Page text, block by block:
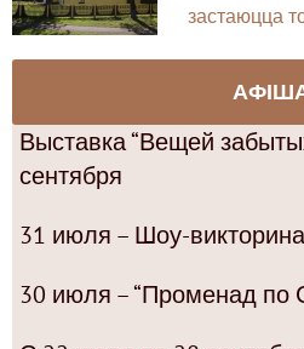
застаюцца
Выставка “Вещей
сентября
31 июля – Шоу-
30 июля – “Променад по